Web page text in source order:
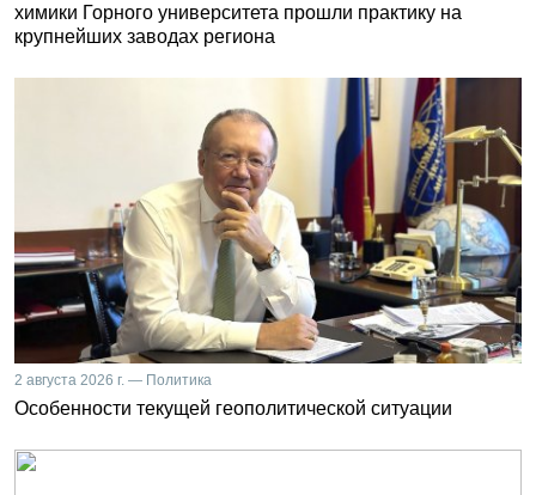
химики Горного университета прошли практику на
крупнейших заводах региона
2 августа 2026 г. — Политика
Особенности текущей геополитической ситуации